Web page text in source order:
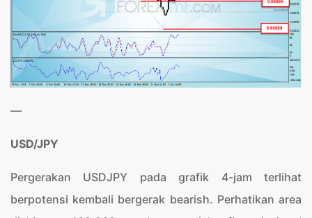
—
USD/JPY
Pergerakan USDJPY pada grafik 4-jam terlihat
berpotensi kembali bergerak bearish. Perhatikan area